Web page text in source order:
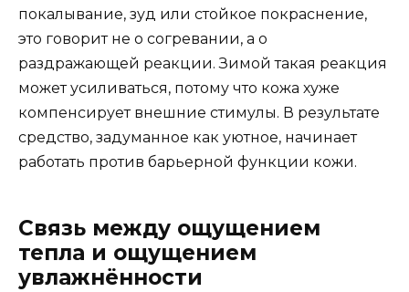
покалывание, зуд или стойкое покраснение,
это говорит не о согревании, а о
раздражающей реакции. Зимой такая реакция
может усиливаться, потому что кожа хуже
компенсирует внешние стимулы. В результате
средство, задуманное как уютное, начинает
работать против барьерной функции кожи.
Связь между ощущением
тепла и ощущением
увлажнённости